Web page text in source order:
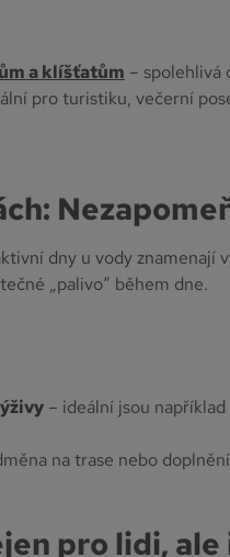
a klíšťatům – spolehlivá
pro turistiku, večerní
dny u vody znamenají
„palivo“ během dne.
– ideální jsou například
na trase nebo
pro lidi,